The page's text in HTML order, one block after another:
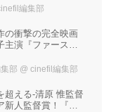
編集部
の衝撃の完全映画
主演『ファースト
絶賛した追加キャ
部 @ cinefil編集部
超える-清原 惟監督
新人監督賞！『わ